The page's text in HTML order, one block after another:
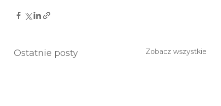
Ostatnie posty Zobacz wszystkie